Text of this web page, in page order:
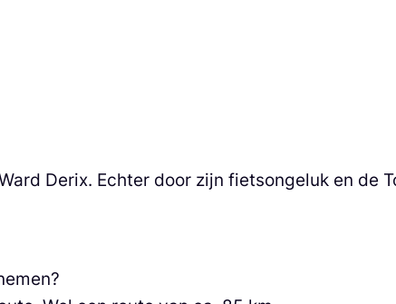
Derix. Echter door zijn fietsongeluk en de